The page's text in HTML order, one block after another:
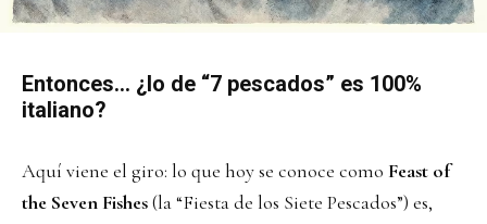
Entonces… ¿lo de “7 pescados” es 100%
italiano?
Aquí viene el giro: lo que hoy se conoce como Feast of
the Seven Fishes(la “Fiesta de los Siete Pescados”) es,